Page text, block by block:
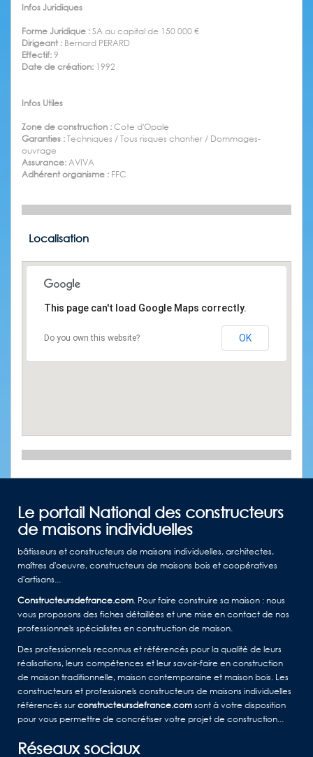
Infos Juridiques
Forme Juridique :SA au capital de 150 000 €
Dirigeant : Bernard PERARD
Effectif:9
Date de création: 1992
Infos Utiles
Zone de construction :Cote d'Opale
Garanties :Techniques / Tous risques chantier / Dommages-
ouvrage
Assurance:AVIVA
Adhérent organisme : FFC
Localisation
This page can't load Google Maps correctly.
Do you own this website? OK
Le portail National des constructeurs
de maisons individuelles
bâtisseurs et constructeurs de maisons individuelles, architectes,
maîtres d'oeuvre, constructeurs de maisons bois et coopératives
d'artisans...
Constructeursdefrance.com. Pour faire construire sa maison : nous
vous proposons des fiches détaillées et une mise en contact de nos
professionnels spécialistes en construction de maison.
Des professionnels reconnus et référencés pour la qualité de leurs
réalisations, leurs compétences et leur savoir-faire en construction
de maison traditionnelle, maison contemporaine et maison bois. Les
constructeurs et professionels constructeurs de maisons individuelles
référencés surconstructeursdefrance.comsont à votre disposition
pour vous permettre de concrétiser votre projet de construction...
Réseaux sociaux